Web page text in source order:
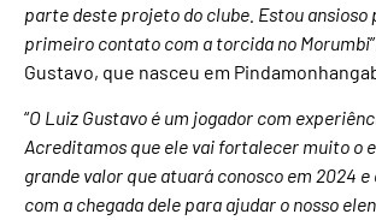
parte deste projeto do clube. Estou ansioso
primeiro contato com a torcida no Morumbi
Gustavo, que nasceu em
“O Luiz Gustavo é um jogador com
Acreditamos que ele vai fortalecer muito o
grande valor que atuará conosco em 2024
com a chegada dele para ajudar o nosso